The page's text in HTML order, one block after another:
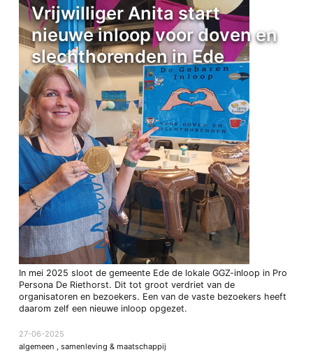
Vrijwilliger Anita start
nieuwe inloop voor doven en
slechthorenden in Ede
In mei 2025 sloot de gemeente Ede de lokale GGZ-inloop in Pro
Persona De Riethorst. Dit tot groot verdriet van de
organisatoren en bezoekers. Een van de vaste bezoekers heeft
daarom zelf een nieuwe inloop opgezet.
27-06-2025
algemeen , samenleving & maatschappij